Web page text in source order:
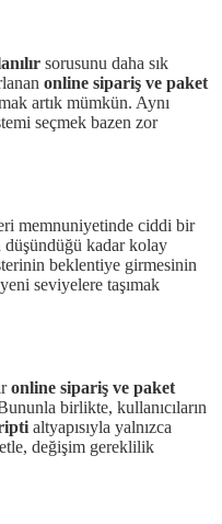
sorusunu daha sık
online sipariş ve paket
artık mümkün. Aynı
seçmek bazen zor
memnuniyetinde ciddi bir
düşündüğü kadar kolay
beklentiye girmesinin
seviyelere taşımak
online sipariş ve paket
birlikte, kullanıcıların
altyapısıyla yalnızca
değişim gereklilik